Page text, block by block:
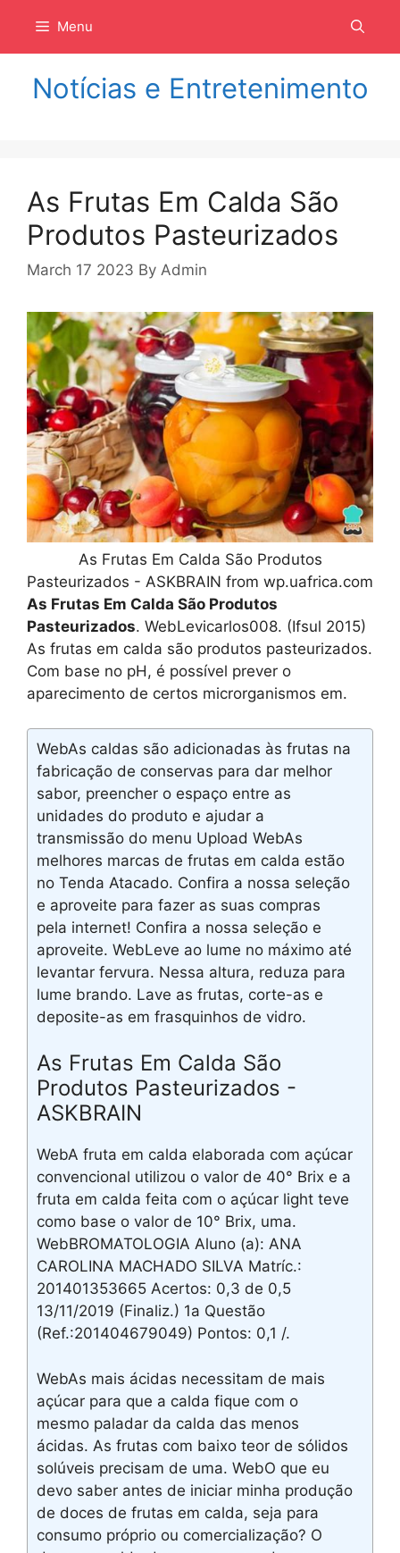
isi
Menu
Notícias e Entretenimento
As Frutas Em Calda São
Produtos Pasteurizados
March 17 2023 By Admin
As Frutas Em Calda São Produtos
Pasteurizados - ASKBRAIN from wp.uafrica.com
As Frutas Em Calda São Produtos
Pasteurizados. WebLevicarlos008. (Ifsul 2015)
As frutas em calda são produtos pasteurizados.
Com base no pH, é possível prever o
aparecimento de certos microrganismos em.
WebAs caldas são adicionadas às frutas na
fabricação de conservas para dar melhor
sabor, preencher o espaço entre as
unidades do produto e ajudar a
transmissão do menu Upload WebAs
melhores marcas de frutas em calda estão
no Tenda Atacado. Confira a nossa seleção
e aproveite para fazer as suas compras
pela internet! Confira a nossa seleção e
aproveite. WebLeve ao lume no máximo até
levantar fervura. Nessa altura, reduza para
lume brando. Lave as frutas, corte-as e
deposite-as em frasquinhos de vidro.
As Frutas Em Calda São
Produtos Pasteurizados -
ASKBRAIN
WebA fruta em calda elaborada com açúcar
convencional utilizou o valor de 40° Brix e a
fruta em calda feita com o açúcar light teve
como base o valor de 10° Brix, uma.
WebBROMATOLOGIA Aluno (a): ANA
CAROLINA MACHADO SILVA Matríc.:
201401353665 Acertos: 0,3 de 0,5
13/11/2019 (Finaliz.) 1a Questão
(Ref.:201404679049) Pontos: 0,1 /.
WebAs mais ácidas necessitam de mais
açúcar para que a calda fique com o
mesmo paladar da calda das menos
ácidas. As frutas com baixo teor de sólidos
solúveis precisam de uma. WebO que eu
devo saber antes de iniciar minha produção
de doces de frutas em calda, seja para
consumo próprio ou comercialização? O